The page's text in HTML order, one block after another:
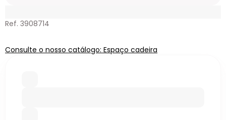
Ref. 3908714
Consulte o nosso catálogo: Espaço cadeira